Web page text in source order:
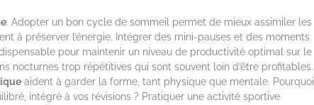
. Adopter un bon cycle de sommeil permet de mieux assimiler les
à préserver l’énergie. Intégrer des mini-pauses et des moments
pour maintenir un niveau de productivité optimal sur le
nocturnes trop répétitives qui sont souvent loin d’être profitables.
aident à garder la forme, tant physique que mentale. Pourquoi
intégré à vos révisions ? Pratiquer une activité sportive